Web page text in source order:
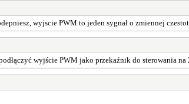
wyjscie PWM to jeden sygnał o zmiennej
wyjście PWM jako przekaźnik do sterowania na